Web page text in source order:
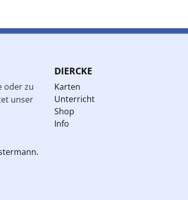
oder zu
unser
DIERCKE
Karten
Unterricht
Shop
Info